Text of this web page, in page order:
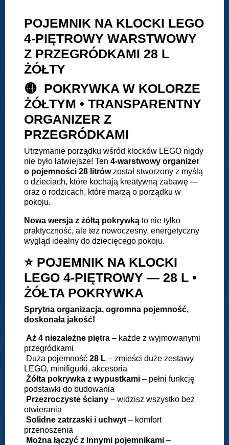
POJEMNIK NA KLOCKI LEGO
4-PIĘTROWY WARSTWOWY
Z PRZEGRÓDKAMI 28 L
ŻÓŁTY
🟡 POKRYWKA W KOLORZE
ŻÓŁTYM • TRANSPARENTNY
ORGANIZER Z
PRZEGRÓDKAMI
Utrzymanie porządku wśród klocków LEGO nigdy
nie było łatwiejsze! Ten 4-warstwowy organizer
o pojemności 28 litrówzostał stworzony z myślą
o dzieciach, które kochają kreatywną zabawę —
oraz o rodzicach, które marzą o porządku w
pokoju.
Nowa wersja z żółtą pokrywką to nie tylko
praktyczność, ale też nowoczesny, energetyczny
wygląd idealny do dziecięcego pokoju.
⭐ POJEMNIK NA KLOCKI
LEGO 4-PIĘTROWY — 28 L •
ŻÓŁTA POKRYWKA
Sprytna organizacja, ogromna pojemność,
doskonała jakość!
Aż 4 niezależne piętra – każde z wyjmowanymi
przegródkami
Duża pojemność 28 L – zmieści duże zestawy
LEGO, minifigurki, akcesoria
Żółta pokrywka z wypustkami – pełni funkcję
podstawki do budowania
Przezroczyste ściany – widzisz wszystko bez
otwierania
Solidne zatrzaski i uchwyt – komfort
przenoszenia
Można łączyć z innymi pojemnikami –